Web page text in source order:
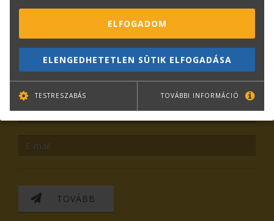
ONLINE SHOP
Hírlevél feliratkozás
TOVÁBB
ELFOGADOM
ELENGEDHETETLEN SÜTIK ELFOGADÁSA
TESTRESZABÁS TOVÁBBI INFORMÁCIÓ